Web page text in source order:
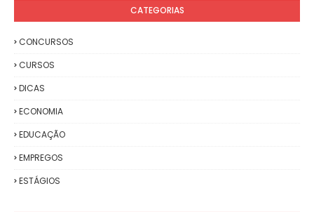
CATEGORIAS
CONCURSOS
CURSOS
DICAS
ECONOMIA
EDUCAÇÃO
EMPREGOS
ESTÁGIOS